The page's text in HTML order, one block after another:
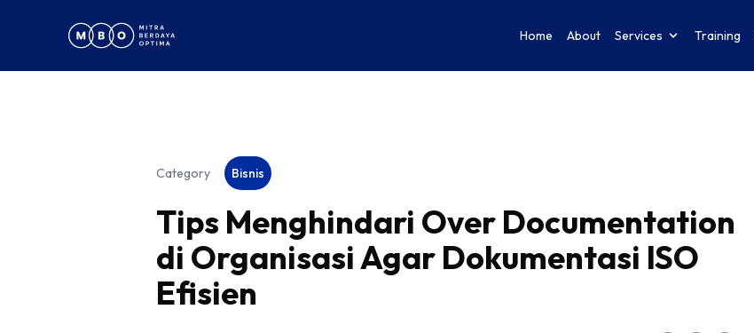
Home About Services Training
Category Bisnis
Tips Menghindari Over Documentation
di Organisasi Agar Dokumentasi ISO
Efisien